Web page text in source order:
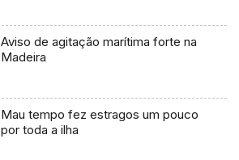
Aviso de agitação marítima forte na
Madeira
Mau tempo fez estragos um pouco
por toda a ilha